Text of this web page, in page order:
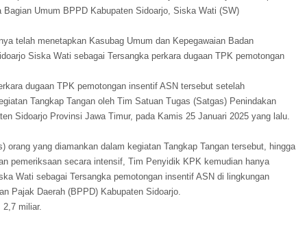
Umum BPPD Kabupaten Sidoarjo, Siska Wati (SW)
telah menetapkan Kasubag Umum dan Kepegawaian Badan
Siska Wati sebagai Tersangka perkara dugaan TPK pemotongan
dugaan TPK pemotongan insentif ASN tersebut setelah
Tangkap Tangan oleh Tim Satuan Tugas (Satgas) Penindakan
Sidoarjo Provinsi Jawa Timur, pada Kamis 25 Januari 2025 yang lalu.
orang yang diamankan dalam kegiatan Tangkap Tangan tersebut, hingga
pemeriksaan secara intensif, Tim Penyidik KPK kemudian hanya
Wati sebagai Tersangka pemotongan insentif ASN di lingkungan
Pajak Daerah (BPPD) Kabupaten Sidoarjo.
2,7 miliar.